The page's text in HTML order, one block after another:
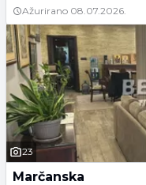
Ažurirano 08.07.2026.
23
Marčanska